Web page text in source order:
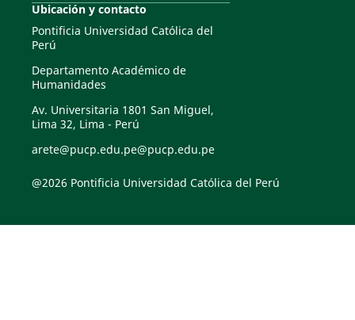
Ubicación y contacto
Pontificia Universidad Católica del
Perú
Departamento Académico de
Humanidades
Av. Universitaria 1801 San Miguel,
Lima 32, Lima - Perú
arete@pucp.edu.pe@pucp.edu.pe
@2026 Pontificia Universidad Católica del Perú